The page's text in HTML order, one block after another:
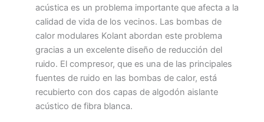
acústica es un problema importante que afecta a la
calidad de vida de los vecinos. Las bombas de
calor modulares Kolant abordan este problema
gracias a un excelente diseño de reducción del
ruido. El compresor, que es una de las principales
fuentes de ruido en las bombas de calor, está
recubierto con dos capas de algodón aislante
acústico de fibra blanca.